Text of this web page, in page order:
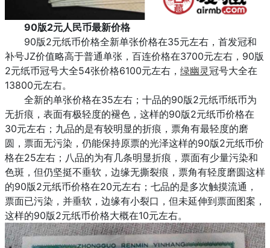
90版2元人民币最新价格
90版2元纸币价格全新单张价格在35元左右，首发冠和
补号JZ价值略高于普通单张，百连价格在3700元左右，90版
2元纸币冠号大全54张价格6100元左右， 绿幽灵冠号大全在
13800元左右。
全新的单张价格在35左右；十品的90版2元纸币纸币为
无折痕，表面有极轻度的褪色，这样的90版2元纸币价格在
30元左右；九品的是有较明显的折痕，票角有最轻度的磨
圆，票面无污染，仍能保持原票的光泽这样的90版2元纸币价
格在25左右；八品的为有几条明显折痕，票面有少量污染和
色斑，但仍坚挺不垂软，边缘无撕裂痕，票角有轻度磨圆这样
的90版2元纸币价格在20元左右；七品的是多次触摸流通，
票面已污染，并垂软，边缘有小裂口，但未延伸到票面图案，
这样的90版2元纸币价格大概在10元左右。